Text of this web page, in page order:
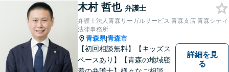
い。 皆様が抱えている問題に
真摯に向き合い、ともに解決
いたします。
木村 哲也 弁護士
弁護士法人青森リーガルサービス 青森支店 青森シティ
法律事務所
青森県|青森市
【初回相談無料】【キッズス
ペースあり】【青森の地域密
詳細を見
る